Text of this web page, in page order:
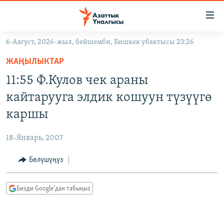
Навигацияга
өтүңүз
салыңызКЫРГЫЗСТАН
МАДАНИЯТ
УКРАИНА
ТВ ПРОГРАММАЛАР
БҮГҮН АЗАТТЫКТА
ПОДКАСТ
6-Август, 2026-жыл, бейшемби, Бишкек убактысы 23:26
ЖАҢЫЛЫКТАР
11:55 Ф.Кулов чек араны
кайтарууга элдик кошуун түзүүгө
каршы
18-Январь, 2007
Бөлүшүңүз
Бизди Google'дан табыңыз